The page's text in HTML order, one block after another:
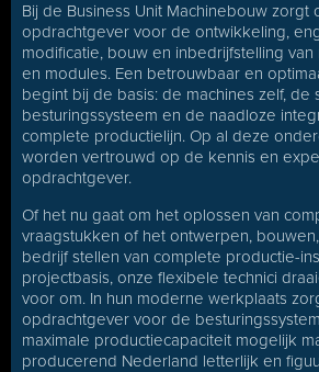
Bij de Business Unit Machinebouw zorgt
opdrachtgever voor de ontwikkeling,
modificatie, bouw en inbedrijfstelling van
en modules. Een betrouwbaar en
begint bij de basis: de machines zelf, de
besturingssysteem en de naadloze
complete productielijn. Op al deze
worden vertrouwd op de kennis en
opdrachtgever.
Of het nu gaat om het oplossen van
vraagstukken of het ontwerpen,
bedrijf stellen van complete productie-
projectbasis, onze flexibele technici
voor om. In hun moderne werkplaats
opdrachtgever voor de
maximale productiecapaciteit mogelijk
producerend Nederland letterlijk en